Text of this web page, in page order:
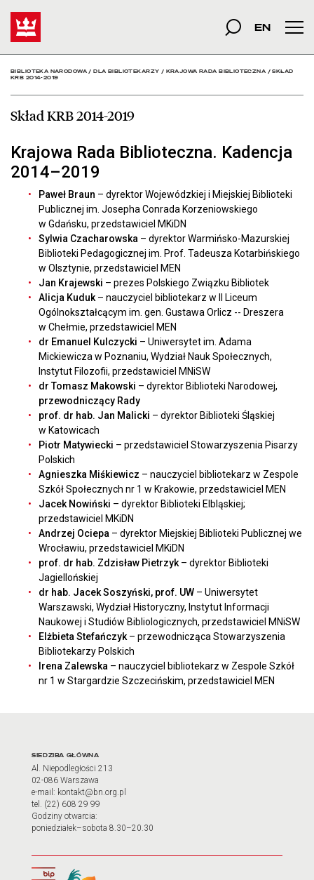
Skład KRB 2014-2019 -
szukana fraza
Szukaj
EN
BIBLIOTEKA NARODOWA/DLA BIBLIOTEKARZY / KRAJOWA RADA BIBLIOTECZNA /SKŁAD
KRB 2014-2019
Skład KRB 2014-2019
Krajowa Rada Biblioteczna. Kadencja
2014–2019
Paweł Braun – dyrektor Wojewódzkiej i Miejskiej Biblioteki
Publicznej im. Josepha Conrada Korzeniowskiego
w Gdańsku, przedstawiciel MKiDN
Sylwia Czacharowska – dyrektor Warmińsko-Mazurskiej
Biblioteki Pedagogicznej im. Prof. Tadeusza Kotarbińskiego
w Olsztynie, przedstawiciel MEN
Jan Krajewski – prezes Polskiego Związku Bibliotek
Alicja Kuduk – nauczyciel bibliotekarz w II Liceum
Ogólnokształcącym im. gen. Gustawa Orlicz -- Dreszera
w Chełmie, przedstawiciel MEN
dr Emanuel Kulczycki – Uniwersytet im. Adama
Mickiewicza w Poznaniu, Wydział Nauk Społecznych,
Instytut Filozofii, przedstawiciel MNiSW
dr Tomasz Makowski – dyrektor Biblioteki Narodowej,
przewodniczący Rady
prof. dr hab. Jan Malicki – dyrektor Biblioteki Śląskiej
w Katowicach
Piotr Matywiecki – przedstawiciel Stowarzyszenia Pisarzy
Polskich
Agnieszka Miśkiewicz – nauczyciel bibliotekarz w Zespole
Szkół Społecznych nr 1 w Krakowie, przedstawiciel MEN
Jacek Nowiński – dyrektor Biblioteki Elbląskiej;
przedstawiciel MKiDN
Andrzej Ociepa – dyrektor Miejskiej Biblioteki Publicznej we
Wrocławiu, przedstawiciel MKiDN
prof. dr hab. Zdzisław Pietrzyk – dyrektor Biblioteki
Jagiellońskiej
dr hab. Jacek Soszyński, prof. UW – Uniwersytet
Warszawski, Wydział Historyczny, Instytut Informacji
Naukowej i Studiów Bibliologicznych, przedstawiciel MNiSW
Elżbieta Stefańczyk – przewodnicząca Stowarzyszenia
Bibliotekarzy Polskich
Irena Zalewska – nauczyciel bibliotekarz w Zespole Szkół
nr 1 w Stargardzie Szczecińskim, przedstawiciel MEN
Adres oraz godziny
SIEDZIBA GŁÓWNA
Al. Niepodległości 213
02-086 Warszawa
e-mail: kontakt@bn.org.pl
tel. (22) 608 29 99
Godziny otwarcia:
poniedziałek–sobota 8.30–20.30
Biuletyn Informacji Publicznej
Tłumacz języka migowego